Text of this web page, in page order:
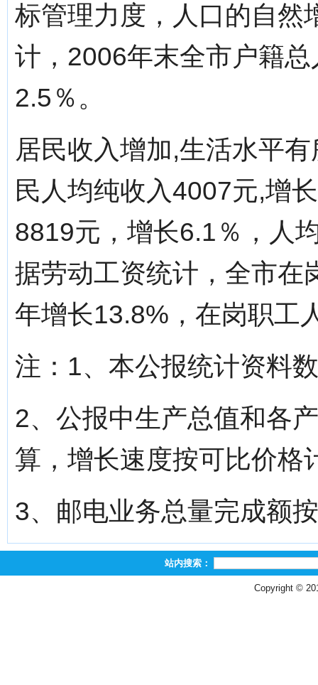
标管理力度，人口的自然
计，2006年末全市户籍
2.5％。
居民收入增加,生活水平
民人均纯收入4007元,增
8819元，增长6.1％，人
据劳动工资统计，全市在
年增长13.8%，在岗职工
注：1、本公报统计资料
2、公报中生产总值和各
算，增长速度按可比价格
3、邮电业务总量完成额
站内搜索：
Copyright ©